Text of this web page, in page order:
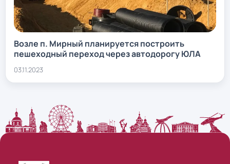
Возле п. Мирный планируется построить
пешеходный переход через автодорогу ЮЛА
03.11.2023